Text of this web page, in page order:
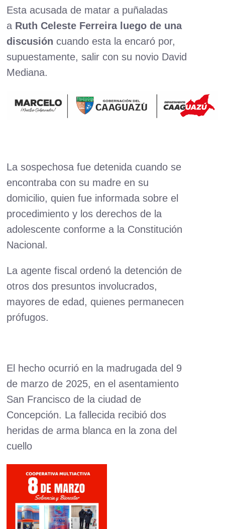
Esta acusada de matar a puñaladas
a Ruth Celeste Ferreira luego de una
discusión cuando esta la encaró por,
supuestamente, salir con su novio David
Mediana.
La sospechosa fue detenida cuando se
encontraba con su madre en su
domicilio, quien fue informada sobre el
procedimiento y los derechos de la
adolescente conforme a la Constitución
Nacional.
La agente fiscal ordenó la detención de
otros dos presuntos involucrados,
mayores de edad, quienes permanecen
prófugos.
El hecho ocurrió en la madrugada del 9
de marzo de 2025, en el asentamiento
San Francisco de la ciudad de
Concepción. La fallecida recibió dos
heridas de arma blanca en la zona del
cuello